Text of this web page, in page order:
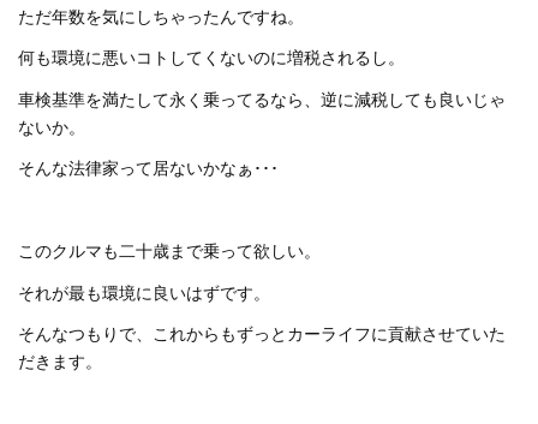
ただ年数を気にしちゃったんですね。
何も環境に悪いコトしてくないのに増税されるし。
車検基準を満たして永く乗ってるなら、逆に減税しても良いじゃ
ないか。
そんな法律家って居ないかなぁ･･･
このクルマも二十歳まで乗って欲しい。
それが最も環境に良いはずです。
そんなつもりで、これからもずっとカーライフに貢献させていた
だきます。